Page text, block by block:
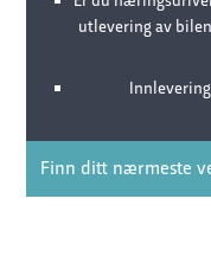
utlevering av
Finn ditt nærmeste